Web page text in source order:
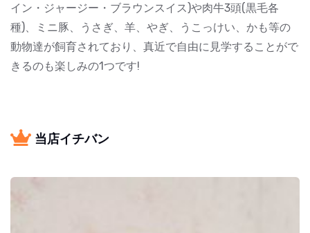
イン・ジャージー・ブラウンスイス)や肉牛3頭(黒毛各
種)、ミニ豚、うさぎ、羊、やぎ、うこっけい、かも等の
動物達が飼育されており、真近で自由に見学することがで
きるのも楽しみの1つです!
当店イチバン